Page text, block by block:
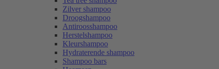
Zilver shampoo
Droogshampoo
Antiroosshampoo
Herstelshampoo
Kleurshampoo
Hydraterende shampoo
Shampoo bars